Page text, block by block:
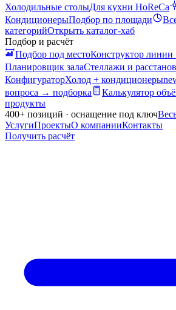
Холодильные столыДля кухни HoReCa
КондиционерыПодбор по площади
категорийОткрыть каталог-хаб
Подбор и расчёт
Подбор под местоКонструктор линии
Планировщик залаСтеллажи и
КонфигураторХолод + кондиционеры
вопроса → подборка
Калькулятор
продукты
400+ позиций · оснащение под ключ
УслугиПроектыО компанииКонтакты
Получить расчёт